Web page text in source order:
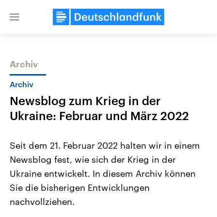
Close
Themen
Landtagswahl Sachsen-Anhalt
2026
Alle Informationen
Sachsen-Anhalt wählt am 6.
September 2026 einen neuen
Landtag. Seit 2021 wird das
USA
Aktuelle Beiträge,
Wirtschaftlich und
Archiv
Archiv
Newsblog zum Krieg in der
Ukraine: Februar und März 2022
Seit dem 21. Februar 2022 halten wir in einem
Newsblog fest, wie sich der Krieg in der
Ukraine entwickelt. In diesem Archiv können
Sie die bisherigen Entwicklungen
nachvollziehen.